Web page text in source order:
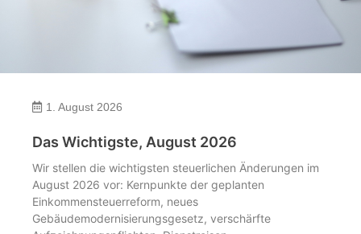
1. August 2026
Das Wichtigste, August 2026
Wir stellen die wichtigsten steuerlichen Änderungen im
August 2026 vor: Kernpunkte der geplanten
Einkommensteuerreform, neues
Gebäudemodernisierungsgesetz, verschärfte